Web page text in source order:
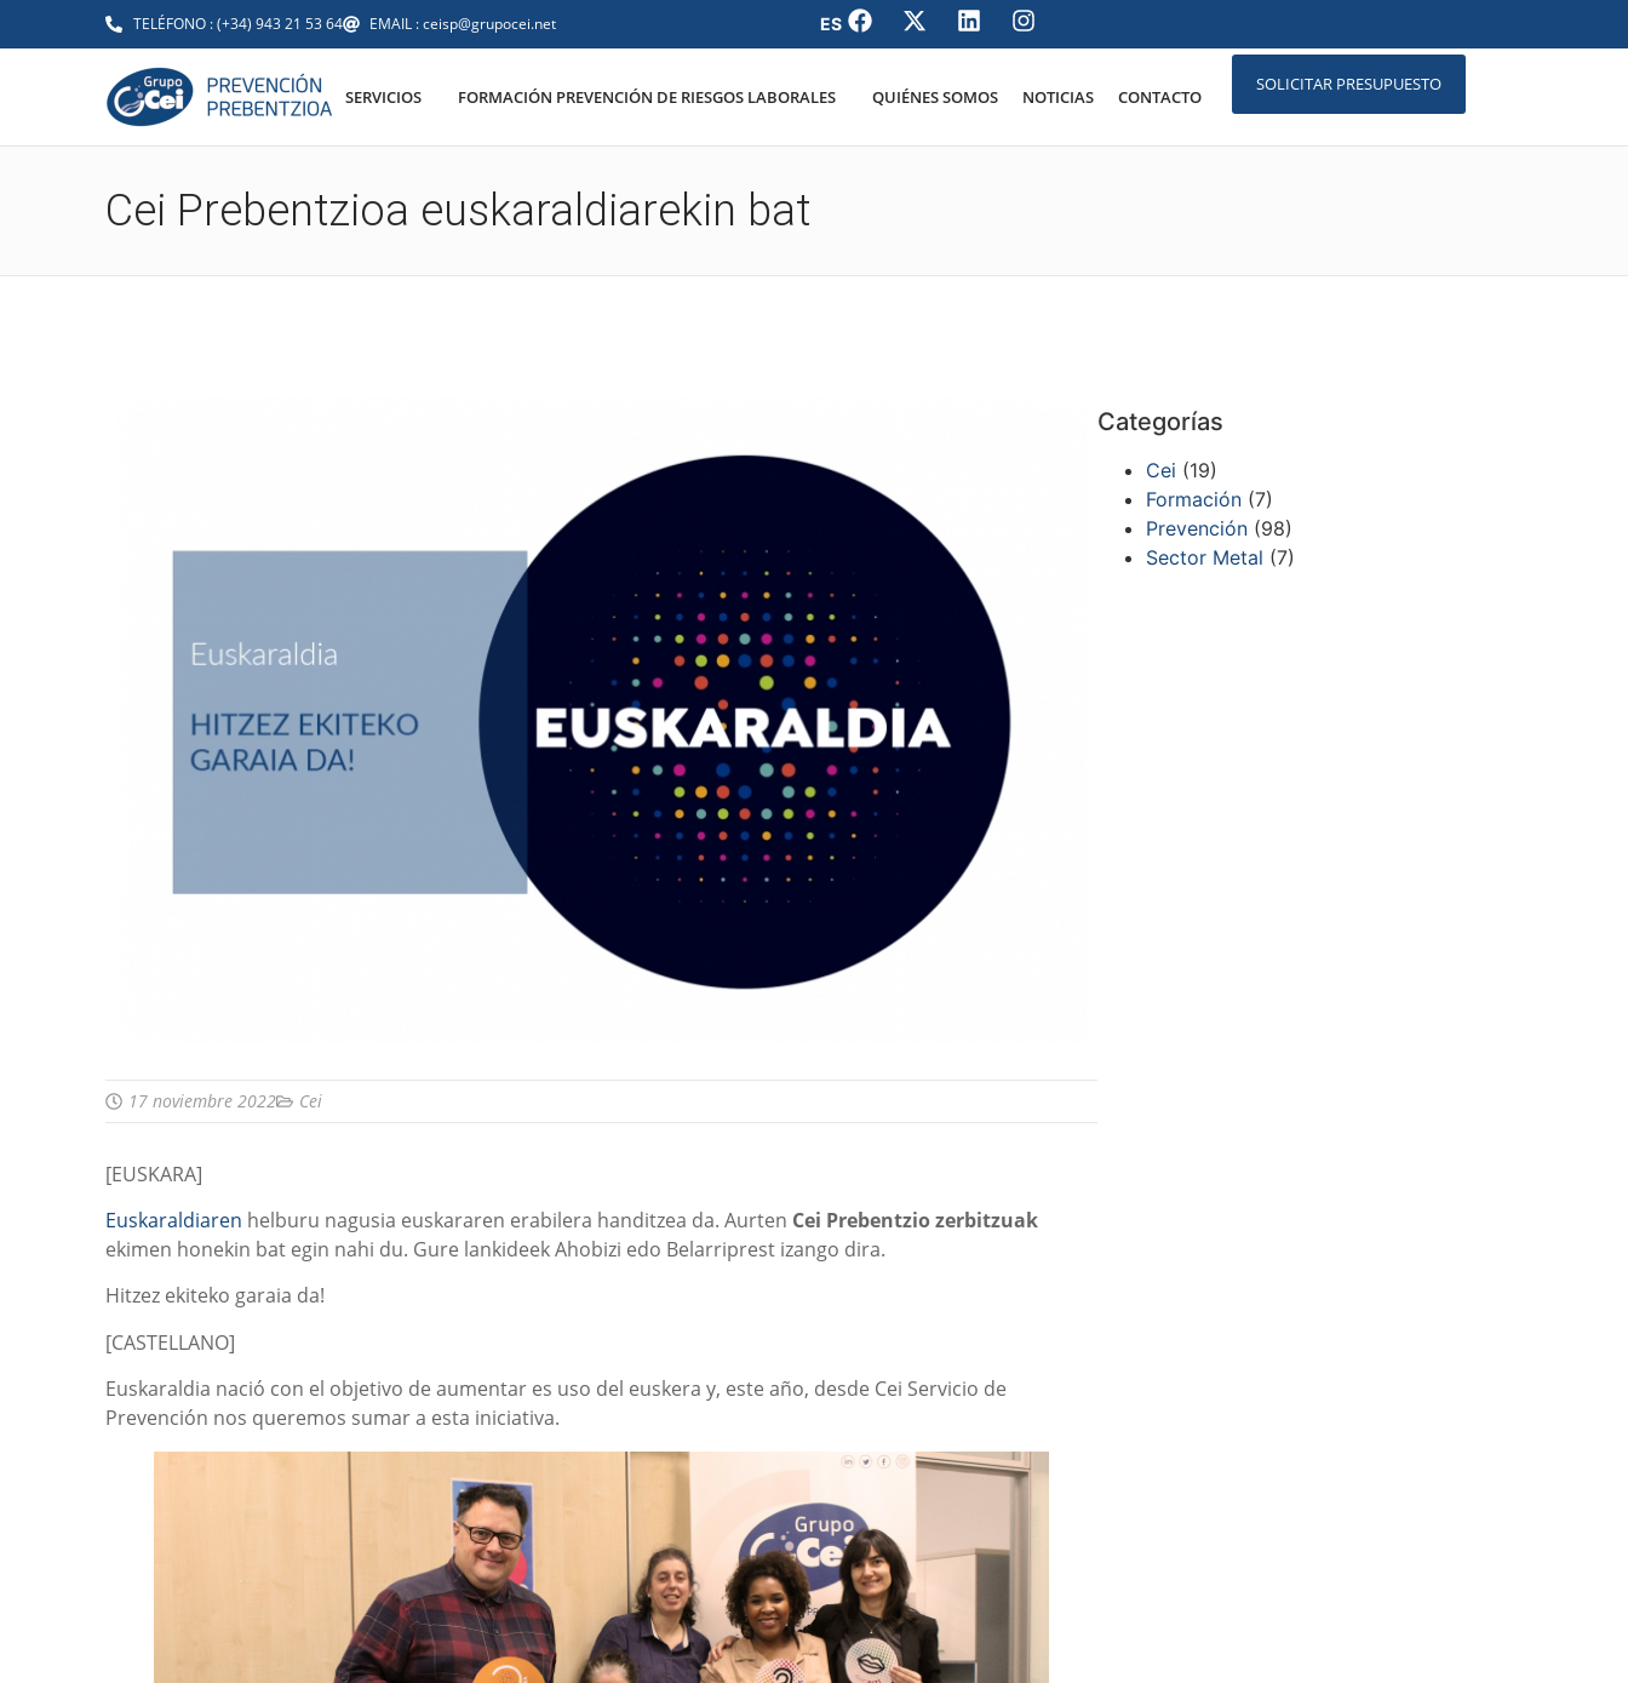
TELÉFONO : (+34) 943 21 53 64 EMAIL : ceisp@grupocei.net
SERVICIOS FORMACIÓN PREVENCIÓN DE RIESGOS LABORALES QUIÉNES SOMOS NOTICIAS CONTACTO
SOLICITAR PRESUPUESTO
Cei Prebentzioa euskaraldiarekin bat
17 noviembre 2022 Cei
[EUSKARA]
Euskaraldiaren helburu nagusia euskararen erabilera handitzea da. Aurten Cei Prebentzio zerbitzuak
ekimen honekin bat egin nahi du. Gure lankideek Ahobizi edo Belarriprest izango dira.
Hitzez ekiteko garaia da!
[CASTELLANO]
Euskaraldia nació con el objetivo de aumentar es uso del euskera y, este año, desde Cei Servicio de
Prevención nos queremos sumar a esta iniciativa.
Categorías
Cei (19)
Formación (7)
Prevención (98)
Sector Metal (7)